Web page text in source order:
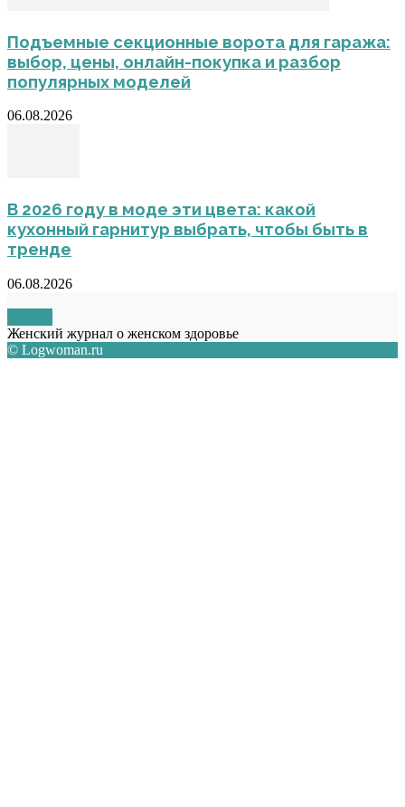
Подъемные секционные ворота для гаража:
выбор, цены, онлайн-покупка и разбор
популярных моделей
06.08.2026
В 2026 году в моде эти цвета: какой
кухонный гарнитур выбрать, чтобы быть в
тренде
06.08.2026
Женский журнал о женском здоровье
© Logwoman.ru